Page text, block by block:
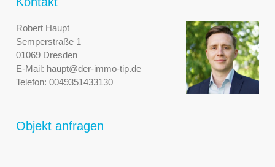
Robert Haupt
Semperstraße 1
01069 Dresden
E-Mail: haupt@der-immo-tip.de
Telefon: 0049351433130
Objekt anfragen